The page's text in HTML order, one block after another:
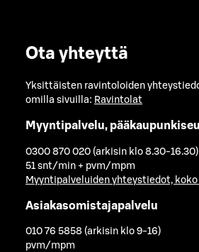
Ota yhteyttä
Yksittäisten ravintoloiden
omilla sivuilla: Ravintolat
Myyntipalvelu,
0300 870 020 (arkisin klo 8.30-16.30)
51 snt/min + pvm/mpm
Myyntipalveluiden yhteystiedot, koko
Asiakasomistajapalvelu
010 76 5858 (arkisin klo 9-16)
pvm/mpm